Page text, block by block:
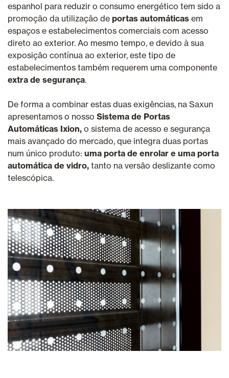
espanhol para reduzir o consumo energético tem sido a
promoção da utilização de portas automáticas em
espaços e estabelecimentos comerciais com acesso
direto ao exterior. Ao mesmo tempo, e devido à sua
exposição contínua ao exterior, este tipo de
estabelecimentos também requerem uma componente
extra de segurança.
De forma a combinar estas duas exigências, na Saxun
apresentamos o nosso Sistema de Portas
Automáticas Ixion, o sistema de acesso e segurança
mais avançado do mercado, que integra duas portas
num único produto: uma porta de enrolar e uma porta
automática de vidro, tanto na versão deslizante como
telescópica.